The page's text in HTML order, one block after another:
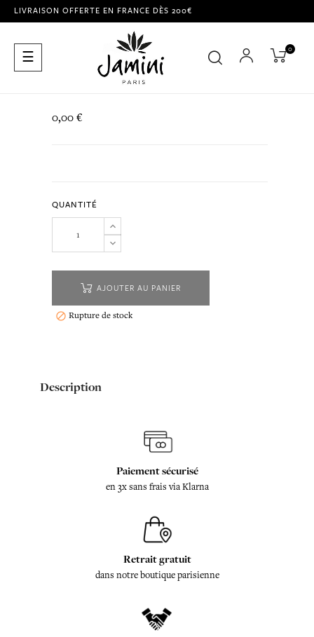
LIVRAISON OFFERTE EN FRANCE DÈS 200€
Basculer
la
☰ 0
0,00 €
QUANTITÉ
AJOUTER AU PANIER
 Rupture de stock
Description
Paiement sécurisé
en 3x sans frais via Klarna
Retrait gratuit
dans notre boutique parisienne